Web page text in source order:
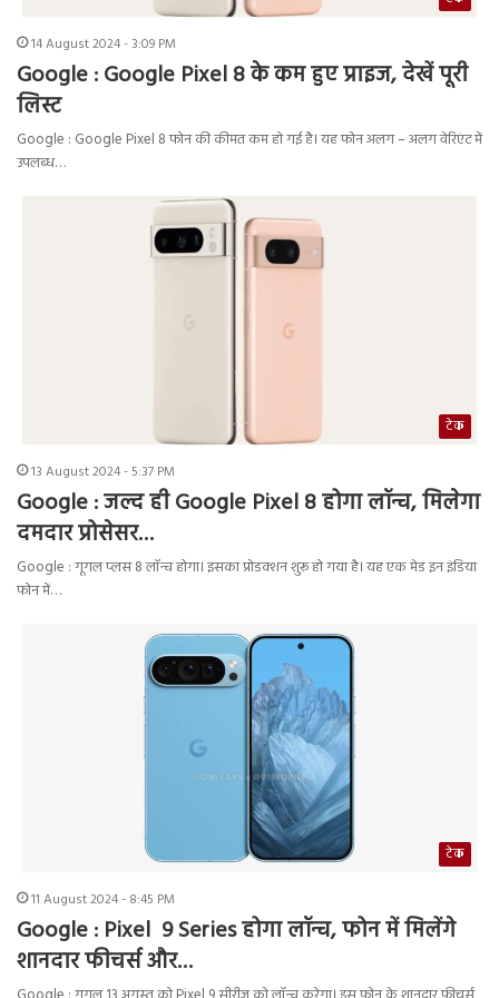
14 August 2024 - 3:09 PM
Google : Google Pixel 8 के कम हुए प्राइज, देखें पूरी
लिस्ट
Google : Google Pixel 8 फोन की कीमत कम हो गई है। यह फोन अलग – अलग वेरिएंट में
उपलब्ध…
टेक
13 August 2024 - 5:37 PM
Google : जल्द ही Google Pixel 8 होगा लॉन्च, मिलेगा
दमदार प्रोसेसर…
Google : गूगल प्लस 8 लॉन्च होगा। इसका प्रोडक्शन शुरू हो गया है। यह एक मेड इन इंडिया
फोन में…
टेक
11 August 2024 - 8:45 PM
Google : Pixel 9 Series होगा लॉन्च, फोन में मिलेंगे
शानदार फीचर्स और…